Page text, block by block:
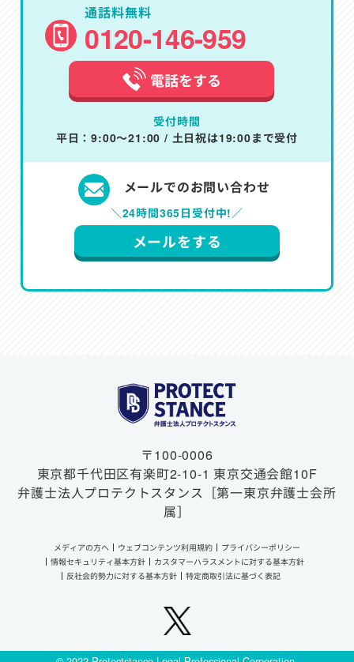
通話料無料
0120-146-959
電話をする
受付時間
平日：9:00～21:00 / 土日祝は19:00まで受付
メールでのお問い合わせ
＼24時間365日受付中!／
メールをする
〒100-0006
東京都千代田区有楽町2-10-1 東京交通会館10F
弁護士法人プロテクトスタンス ［第一東京弁護士会所
属］
メディアの方へ ウェブコンテンツ利用規約
プライバシーポリシー
情報セキュリティ基本方針
カスタマーハラスメントに対する基本方針
反社会的勢力に対する基本方針
特定商取引法に基づく表記